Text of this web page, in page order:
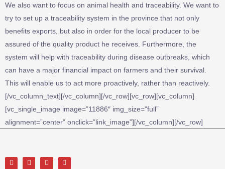
We also want to focus on animal health and traceability. We want to
try to set up a traceability system in the province that not only
benefits exports, but also in order for the local producer to be
assured of the quality product he receives. Furthermore, the
system will help with traceability during disease outbreaks, which
can have a major financial impact on farmers and their survival.
This will enable us to act more proactively, rather than reactively.
[/vc_column_text][/vc_column][/vc_row][vc_row][vc_column]
[vc_single_image image=”11886″ img_size=”full”
alignment=”center” onclick=”link_image”][/vc_column][/vc_row]